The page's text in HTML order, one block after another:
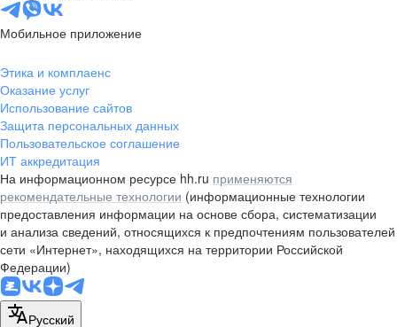
Мобильное приложение
Этика и комплаенс
Оказание услуг
Использование сайтов
Защита персональных данных
Пользовательское соглашение
ИТ аккредитация
На информационном ресурсе hh.ru применяются
рекомендательные технологии (информационные технологии
предоставления информации на основе сбора, систематизации
и анализа сведений, относящихся к предпочтениям пользователей
сети «Интернет», находящихся на территории Российской
Федерации)
Русский